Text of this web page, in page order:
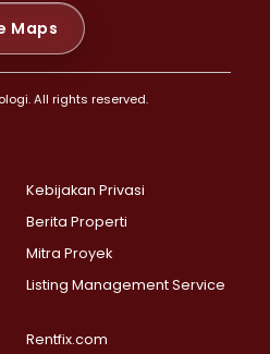
>
Hilir >
Selatan >
>
Selatan >
>
>
>
Maps
All rights reserved.
Kebijakan Privasi
Berita Properti
Mitra Proyek
Listing Management Service
Rentfix.com